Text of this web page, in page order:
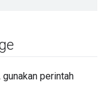
perintah